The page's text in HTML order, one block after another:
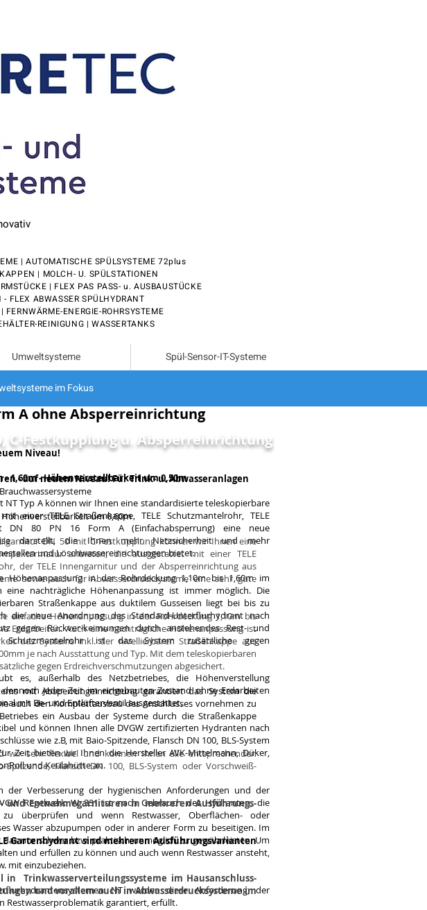
| AUTOMATISCHE SPÜLSYSTEME 72plus
| MOLCH- U. SPÜLSTATIONEN
| FLEX PAS PASS- u. AUSBAUSTÜCKE
FLEX ABWASSER SPÜLHYDRANT
ENERGIE-ROHRSYSTEME
REINIGUNG | WASSERTANKS
Umweltsysteme Spül-Sensor-IT-Systeme
A ohne Absperreinrichtung
Niveau!
- 1,60m - Höhenverstellbarkeit um 0,50m
Typ A können wir Ihnen eine standardisierte teleskopierbare
einer TELE Straßenkappe, TELE Schutzmantelrohr, TELE
DN 80 PN 16 Form A (Einfachabsperrung) eine neue
darstellt, die Ihnen mehr Netzsicherheit und mehr
und Löschwassereinrichtungen bietet.
Höhenanpassung in der Rohrdeckung 1,10m bis 1,60m im
nachträgliche Höhenanpassung ist immer möglich. Die
Straßenkappe aus duktilem Gusseisen liegt bei bis zu
die neue Anordnung des Standard-Unterflurhydrant nach
gegen Rückver-keimungen durch anstehendes Rest- und
Schutzmantelrohr ist das System zusätzliche gegen
es, außerhalb des Netzbetriebes, die Höhenverstellung
jeder Zeit im eingebauten Zustand ohne Erdarbeiten
mit Be- und Entlüfterventil ausgestattet.
und können Ihnen alle DVGW zertifizierten Hydranten nach
wie z.B, mit Baio-Spitzende, Flansch DN 100, BLS-System
Zeit bieten wir Ihnen die Hersteller AVK-Mittelmann, Düker,
und Keulahütte an.
Verbesserung der hygienischen Anforderungen und der
Regelwerk W 331 ist nach Gebrauch des Hydranten, die
überprüfen und wenn Restwasser, Oberflächen- oder
Wasser abzupumpen oder in anderer Form zu beseitigen. Im
nur schwer bzw. praktisch unmöglich zu gewährleisten. Um
und erfüllen zu können und auch wenn Restwasser ansteht,
mit einzubeziehen.
NT werden diese Anforderung, der
Restwasserproblematik garantiert, erfüllt.
C-Festkupplung u. Absperreinrichtung
- auf neuem Niveau! Für Trink- u. Abwasseranlagen
um 0,60m
DN 50 mit C-Festkupplung können wir Ihnen eine
anbieten, die ausgestattet mit einer TELE
der TELE Innengarnitur und der Absperreinrichtung aus
sowie auch für Abwasserdrucksysteme eine sehr gute
einfache Höhenanpassung in der Rohrdeckung 1,10m bis
Erdarbeiten. Auch eine nachträgliche Höhenanpassung ist
des Systems inkl. der nivellierbaren Straßenkappe aus
je nach Ausstattung und Typ. Mit dem teleskopierbaren
gegen Erdreichverschmutzungen abgesichert.
mit Absperrungeinrichtung garantiert das System die
auch den Komplettausbau des Anschlusses vornehmen zu
ein Ausbau der Systeme durch die Straßenkappe
wir sehr flexibel und können Ihnen alle entsprechenden
Spitzende, Flansch DN 100, BLS-System oder Vorschweiß-
und Entnahmegarnituren in mehreren Ausführungs-
Gartenhydrant sind mehreren Ausführungsvarianten
in Trinkwasserverteilungssysteme im Hausanschluss-
und vorallem auch in Abwasserdrucksysteme im
im Fokus